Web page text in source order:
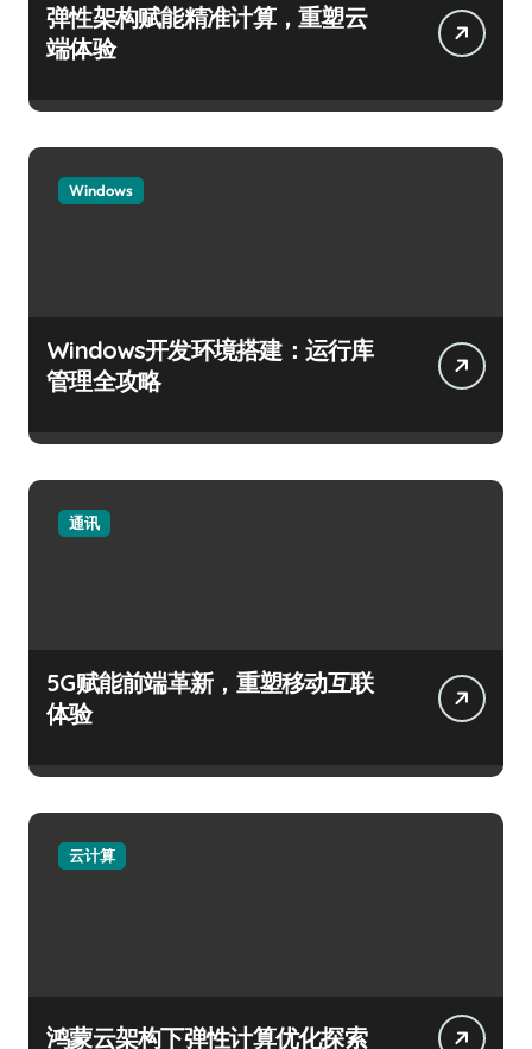
弹性架构赋能精准计算，重塑云
端体验
Windows
Windows开发环境搭建：运行库
管理全攻略
通讯
5G赋能前端革新，重塑移动互联
体验
云计算
鸿蒙云架构下弹性计算优化探索